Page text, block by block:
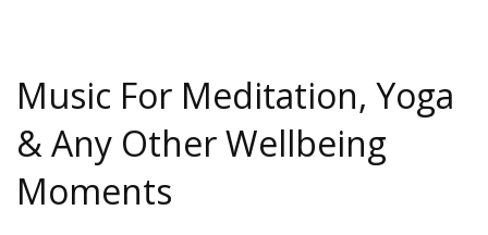
Music For Meditation, Yoga
& Any Other Wellbeing
Moments